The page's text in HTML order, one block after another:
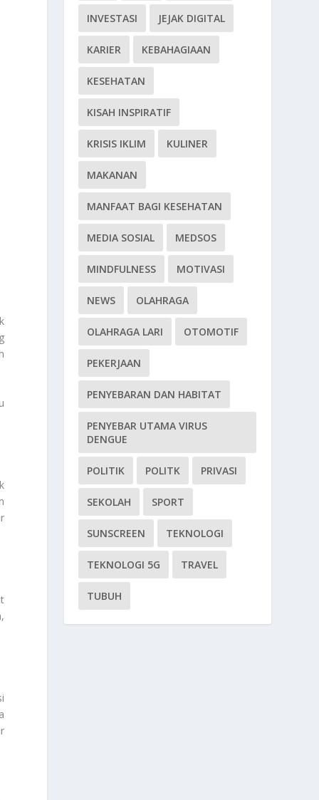
INVESTASI JEJAK DIGITAL
KARIER KEBAHAGIAAN
KESEHATAN
KISAH INSPIRATIF
KRISIS IKLIM KULINER
MAKANAN
MANFAAT BAGI KESEHATAN
MEDIA SOSIAL MEDSOS
MINDFULNESS MOTIVASI
NEWS OLAHRAGA
OLAHRAGA LARI OTOMOTIF
PEKERJAAN
PENYEBARAN DAN HABITAT
PENYEBAR UTAMA VIRUS
DENGUE
POLITIK POLITK PRIVASI
SEKOLAH SPORT
SUNSCREEN TEKNOLOGI
TEKNOLOGI 5G TRAVEL
TUBUH